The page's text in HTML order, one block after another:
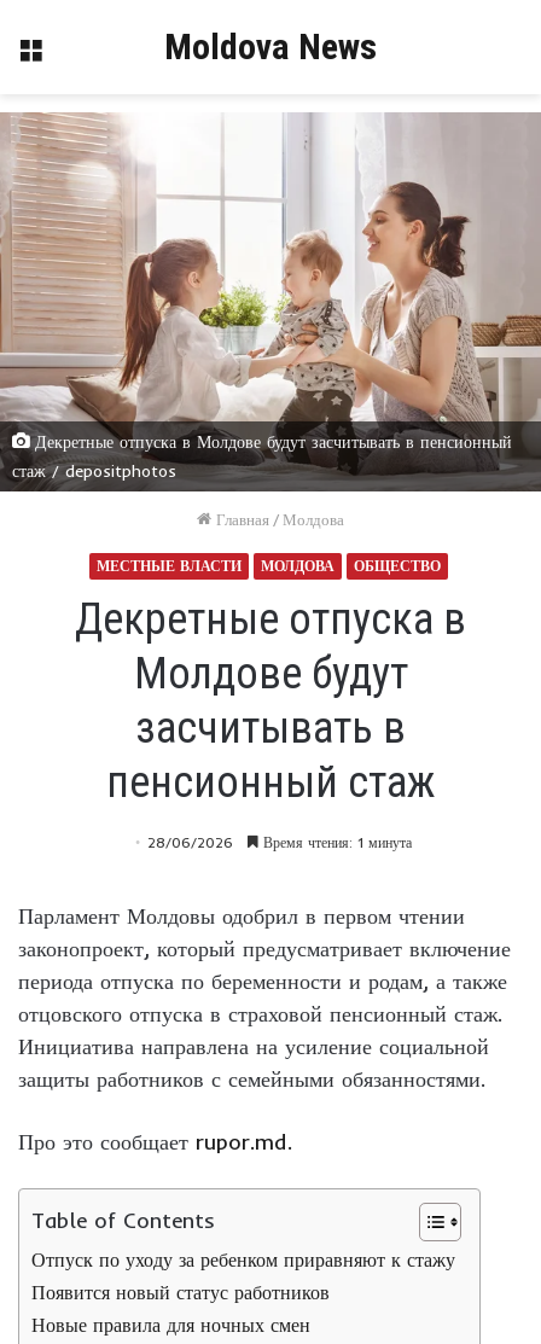
Меню Moldova News
Декретные отпуска в Молдове будут засчитывать в пенсионный
стаж / depositphotos
Главная/Молдова
МЕСТНЫЕ ВЛАСТИ МОЛДОВА ОБЩЕСТВО
Декретные отпуска в
Молдове будут
засчитывать в
пенсионный стаж
28/06/2026 Время чтения: 1 минута
Парламент Молдовы одобрил в первом чтении
законопроект, который предусматривает включение
периода отпуска по беременности и родам, а также
отцовского отпуска в страховой пенсионный стаж.
Инициатива направлена на усиление социальной
защиты работников с семейными обязанностями.
Про это сообщает rupor.md.
Table of Contents
Отпуск по уходу за ребенком приравняют к стажу
Появится новый статус работников
Новые правила для ночных смен